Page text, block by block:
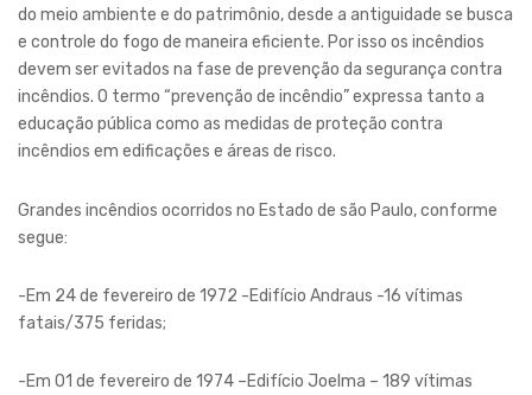
do meio ambiente e do patrimônio, desde a antiguidade se busca
e controle do fogo de maneira eficiente. Por isso os incêndios
devem ser evitados na fase de prevenção da segurança contra
incêndios. O termo “prevenção de incêndio” expressa tanto a
educação pública como as medidas de proteção contra
incêndios em edificações e áreas de risco.
Grandes incêndios ocorridos no Estado de são Paulo, conforme
segue:
-Em 24 de fevereiro de 1972 -Edifício Andraus -16 vítimas
fatais/375 feridas;
-Em 01 de fevereiro de 1974 –Edifício Joelma – 189 vítimas